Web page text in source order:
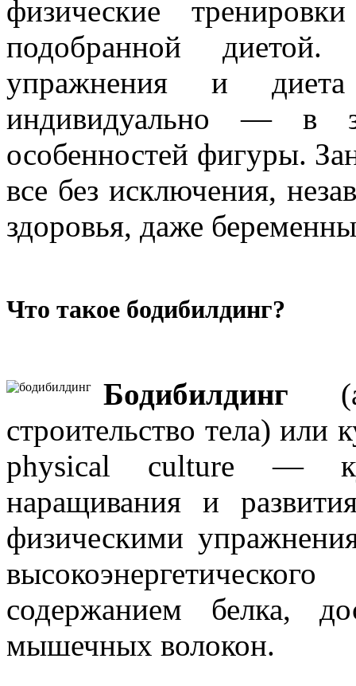
физические
подобранной
упражнения и
индивидуально — в
особенностей фигуры.
все без исключения,
здоровья, даже
Что такое бодибилдинг?
Бодибилдинг
строительство тела) или
physical culture —
наращивания и
физическими
содержанием белка,
мышечных волокон.